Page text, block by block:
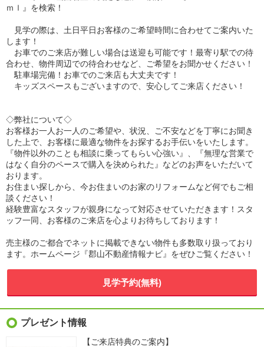
ｍｌ』を検索！
見学の際は、土日平日お客様のご希望時間に合わせてご案内いた
します！
お車でのご来店が難しい場合は送迎も可能です！最寄り駅での待
合わせ、物件周辺での待合わせなど、ご希望をお聞かせください！
駐車場完備！お車でのご来店も大丈夫です！
キッズスペースもございますので、安心してご来店ください！
◇弊社について◇
お客様お一人お一人のご希望や、状況、ご不安などを丁寧にお聞き
した上で、お客様に最適な物件をお探するお手伝いをいたします。
『物件以外のことも相談に乗ってもらい心強い』、『無理な営業で
はなく自分のペースで購入を決められた』などのお声をいただいて
おります。
お住まい探しから、今お住まいのお家のリフォームなど何でもご相
談ください！
経験豊富なスタッフが親身になって対応させていただきます！スタ
ッフ一同、お客様のご来店を心よりお待ちしております！
売主様のご都合でネットに掲載できない物件も多数取り扱っており
ます。ホームページ『郡山不動産情報ナビ』をぜひご覧ください！
見学予約(無料)
プレゼント情報
【ご来店特典のご案内】